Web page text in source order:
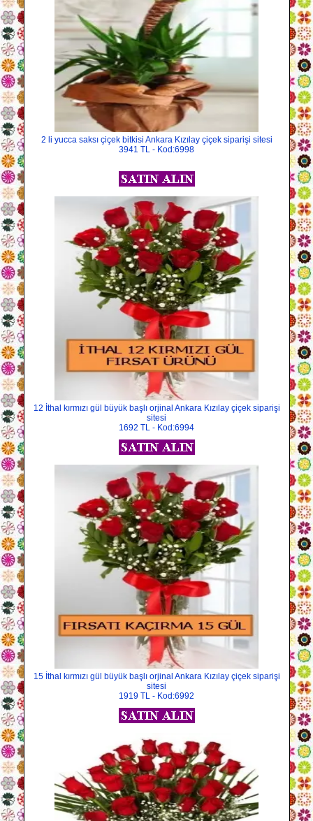
2 li yucca saksı çiçek bitkisi Ankara Kızılay çiçek siparişi sitesi
3941 TL - Kod:6998
12 İthal kırmızı gül büyük başlı orjinal Ankara Kızılay çiçek siparişi
sitesi
1692 TL - Kod:6994
15 İthal kırmızı gül büyük başlı orjinal Ankara Kızılay çiçek siparişi
sitesi
1919 TL - Kod:6992